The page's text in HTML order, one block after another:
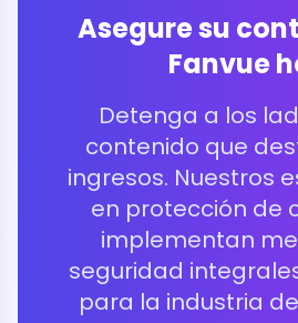
Asegure su
Fanvue
Detenga a los
contenido que
ingresos. Nuestros
en protección de
implementan
seguridad
para la industria